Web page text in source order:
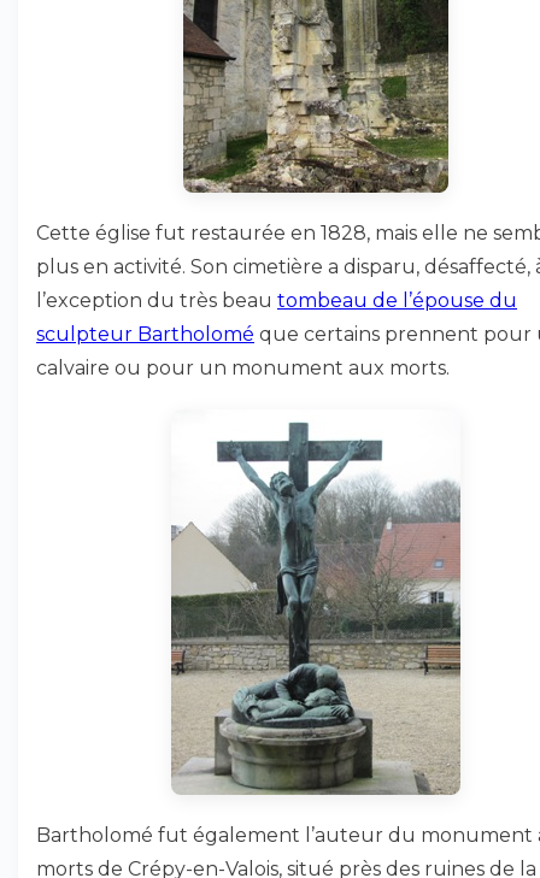
Cette église fut restaurée en 1828, mais elle ne
plus en activité. Son cimetière a disparu, désaffecté,
l’exception du très beau tombeau de l’épouse du
sculpteur Bartholomé que certains prennent pour
calvaire ou pour un monument aux morts.
Bartholomé fut également l’auteur du monument
morts de Crépy-en-Valois, situé près des ruines de la